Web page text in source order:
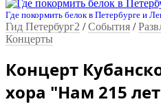
Где покормить белок в Петербурге и
Гид Петербург2 /События /
Концерты
Концерт
хора "Нам 215